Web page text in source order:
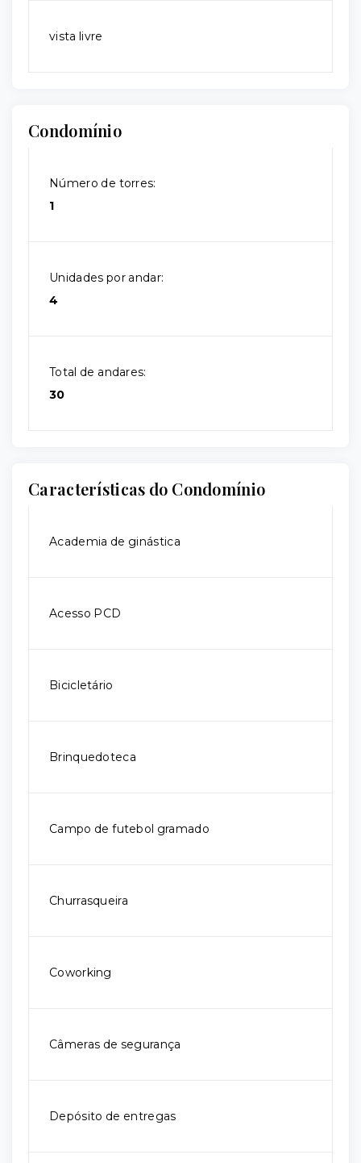
vista livre
Condomínio
Número de torres:
1
Unidades por andar:
4
Total de andares:
30
Características do Condomínio
Academia de ginástica
Acesso PCD
Bicicletário
Brinquedoteca
Campo de futebol gramado
Churrasqueira
Coworking
Câmeras de segurança
Depósito de entregas